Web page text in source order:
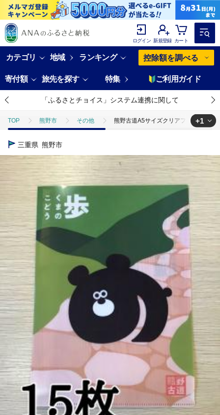
ログイン 新規登録 カート
カテゴリ 地域 ランキング 控除額を調べる
寄付額 旅先を探す 特集 ご利用ガイド
「ふるさとチョイス」システム連携に関して
TOP 熊野市 その他 熊野古道A5サイズクリアファイル15
TOP
+1
三重県 熊野市